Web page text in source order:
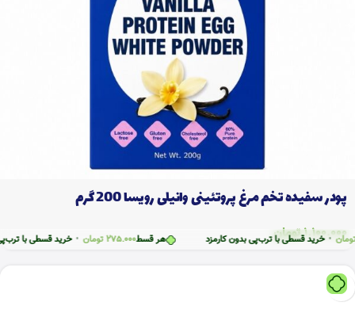
هر قسط275.000تومان • خرید قسطی با ترب‌پی بدون خرید قسطی با ترب‌پی بدون کارمزد
پودر سفیده تخم مرغ پروتئینی وانیلی رویسا 200 گرم
1.100.000تومان